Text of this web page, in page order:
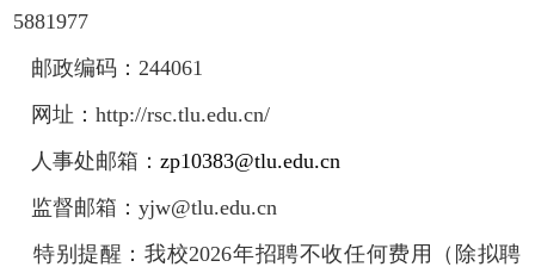
5881977
邮政编码：244061
网址：http://rsc.tlu.edu.cn/
人事处邮箱 ：zp10383@tlu.edu.cn
监督邮箱：yjw@tlu.edu.cn
特别提醒：我校2026年招聘不收任何费用（除拟聘